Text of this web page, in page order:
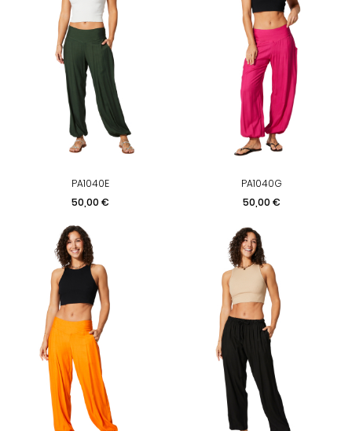
PA1040E
Prix
50,00 €
PA1040G
Prix
50,00 €